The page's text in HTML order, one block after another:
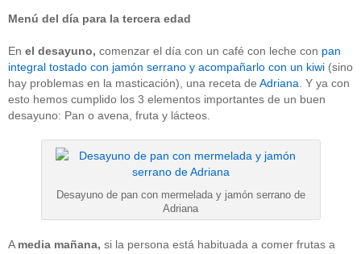
Menú del día para la tercera edad
En el desayuno, comenzar el día con un café con leche con pan
integral tostado con jamón serrano y acompañarlo con un kiwi (sino
hay problemas en la masticación), una receta de Adriana . Y ya con
esto hemos cumplido los 3 elementos importantes de un buen
desayuno: Pan o avena, fruta y lácteos.
Desayuno de pan con mermelada y jamón serrano de
Adriana
A media mañana, si la persona está habituada a comer frutas a